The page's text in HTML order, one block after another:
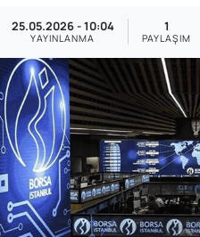
25.05.2026 - 10:04
YAYINLANMA
1
PAYLAŞIM
SAĞLIK